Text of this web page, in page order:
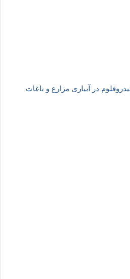
در آبیاری مزارع و باغات